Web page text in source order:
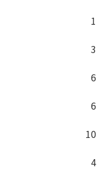
1
3
6
6
10
4